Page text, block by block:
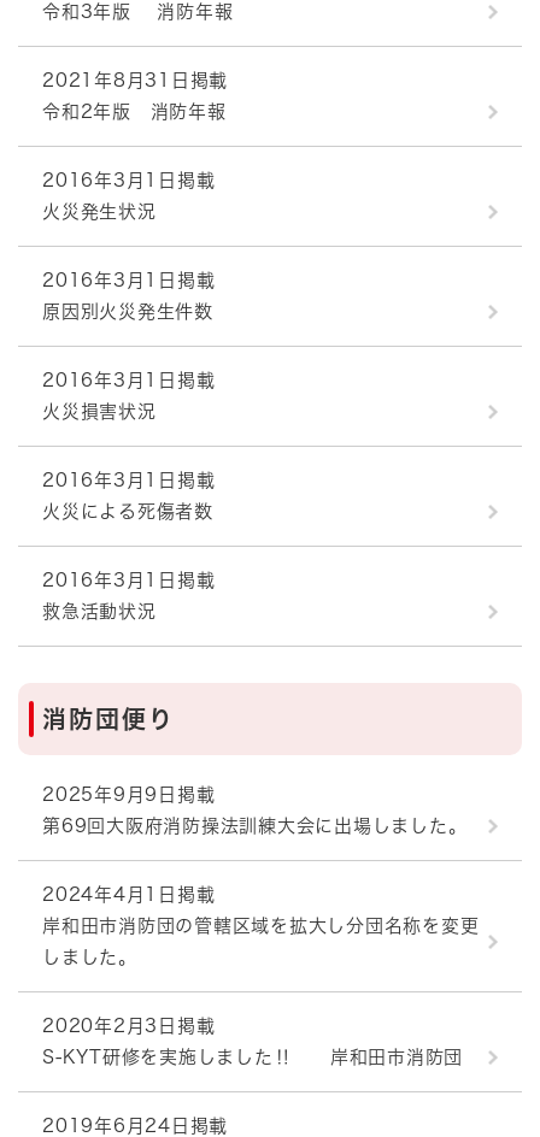
令和3年版 消防年報
2021年8月31日掲載
令和2年版 消防年報
2016年3月1日掲載
火災発生状況
2016年3月1日掲載
原因別火災発生件数
2016年3月1日掲載
火災損害状況
2016年3月1日掲載
火災による死傷者数
2016年3月1日掲載
救急活動状況
消防団便り
2025年9月9日掲載
第69回大阪府消防操法訓練大会に出場しました。
2024年4月1日掲載
岸和田市消防団の管轄区域を拡大し分団名称を変更
しました。
2020年2月3日掲載
S-KYT研修を実施しました‼ 岸和田市消防団
2019年6月24日掲載